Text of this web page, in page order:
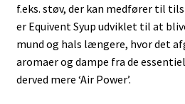
f.eks. støv, der kan medfører til
er Equivent Syup udviklet til at
mund og hals længere, hvor det
aromaer og dampe fra de
derved mere ‘Air Power’.